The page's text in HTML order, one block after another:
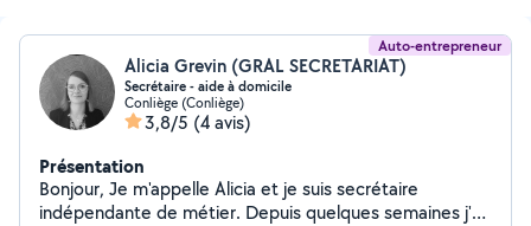
Auto-entrepreneur
Alicia Grevin (GRAL SECRETARIAT)
Secrétaire - aide à domicile
Conliège (Conliège)
3,8/5 (4 avis)
Présentation
Bonjour, Je m'appelle Alicia et je suis secrétaire
indépendante de métier. Depuis quelques semaines j'ai